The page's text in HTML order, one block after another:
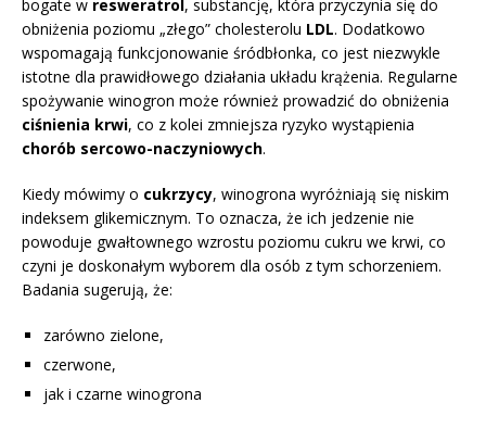
bogate w resweratrol, substancję, która przyczynia się do
obniżenia poziomu „złego” cholesterolu LDL. Dodatkowo
wspomagają funkcjonowanie śródbłonka, co jest niezwykle
istotne dla prawidłowego działania układu krążenia. Regularne
spożywanie winogron może również prowadzić do obniżenia
ciśnienia krwi, co z kolei zmniejsza ryzyko wystąpienia
chorób sercowo-naczyniowych.
Kiedy mówimy o cukrzycy, winogrona wyróżniają się niskim
indeksem glikemicznym. To oznacza, że ich jedzenie nie
powoduje gwałtownego wzrostu poziomu cukru we krwi, co
czyni je doskonałym wyborem dla osób z tym schorzeniem.
Badania sugerują, że:
zarówno zielone,
czerwone,
jak i czarne winogrona